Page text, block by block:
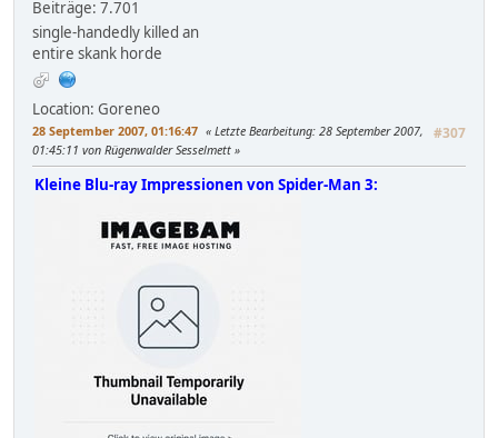
Beiträge: 7.701
single-handedly killed an
entire skank horde
Location: Goreneo
28 September 2007, 01:16:47 #307
Letzte Bearbeitung: 28 September 2007,
01:45:11 von Rügenwalder Sesselmett
Kleine Blu-ray Impressionen von Spider-Man 3: